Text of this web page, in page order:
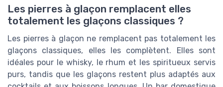
Les pierres à glaçon remplacent elles
totalement les glaçons classiques ?
Les pierres à glaçon ne remplacent pas totalement les
glaçons classiques, elles les complètent. Elles sont
idéales pour le whisky, le rhum et les spiritueux servis
purs, tandis que les glaçons restent plus adaptés aux